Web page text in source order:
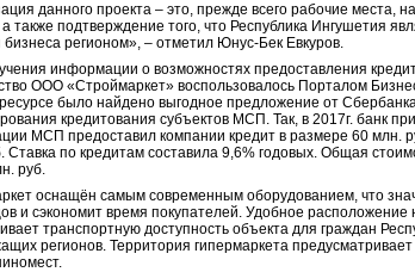
данного проекта – это, прежде всего рабочие места,
также подтверждение того, что Республика Ингушетия
бизнеса регионом», – отметил Юнус-Бек Евкуров.
информации о возможностях предоставления
ООО «Строймаркет» воспользовалось Порталом
было найдено выгодное предложение от
кредитования субъектов МСП. Так, в 2017г. банк
МСП предоставил компании кредит в размере 60 млн.
Ставка по кредитам составила 9,6% годовых. Общая
руб.
оснащён самым современным оборудованием, что
и сэкономит время покупателей. Удобное расположение
транспортную доступность объекта для граждан
регионов. Территория гипермаркета предусматривает